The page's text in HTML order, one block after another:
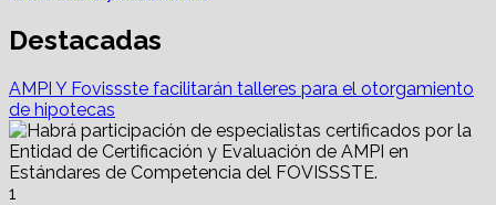
Destacadas
AMPI Y Fovissste facilitarán talleres para el otorgamiento
de hipotecas
1